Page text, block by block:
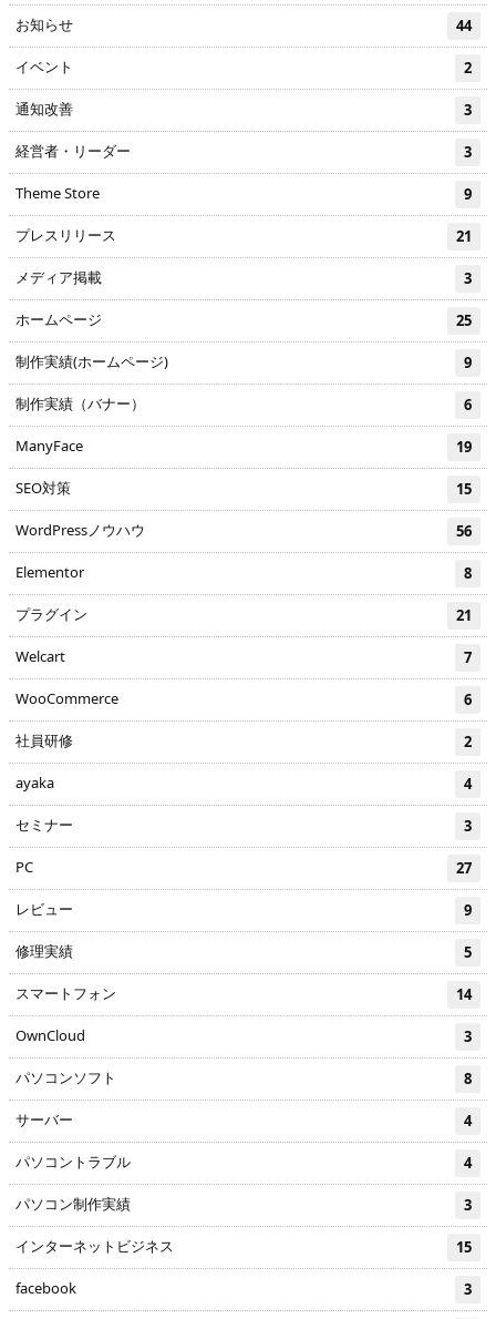
お知らせ 44
イベント 2
通知改善 3
経営者・リーダー 3
Theme Store 9
プレスリリース 21
メディア掲載 3
ホームページ 25
制作実績(ホームページ) 9
制作実績（バナー） 6
ManyFace 19
SEO対策 15
WordPressノウハウ 56
Elementor 8
プラグイン 21
Welcart 7
WooCommerce 6
社員研修 2
ayaka 4
セミナー 3
PC 27
レビュー 9
修理実績 5
スマートフォン 14
OwnCloud 3
パソコンソフト 8
サーバー 4
パソコントラブル 4
パソコン制作実績 3
インターネットビジネス 15
facebook 3